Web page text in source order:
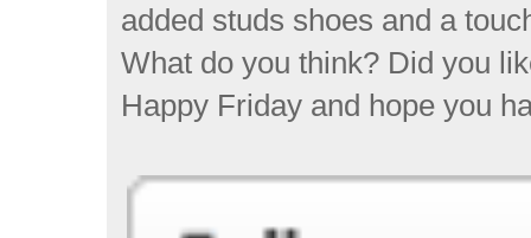
added studs shoes and a
What do you think? Did you
Happy Friday and hope you